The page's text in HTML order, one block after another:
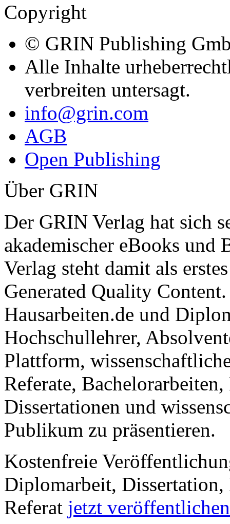
Copyright
© GRIN Publishing
Alle Inhalte
verbreiten untersagt.
info@grin.com
AGB
Open Publishing
Über GRIN
Der GRIN Verlag hat sich
akademischer eBooks und
Verlag steht damit als
Generated Quality
Hausarbeiten.de und
Hochschullehrer,
Plattform,
Referate,
Dissertationen und
Publikum zu präsentieren.
Kostenfreie
Diplomarbeit,
Referat jetzt